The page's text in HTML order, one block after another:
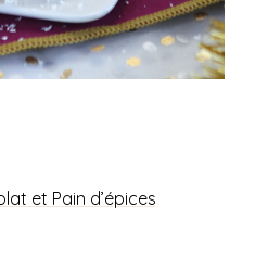
et Pain d’épices